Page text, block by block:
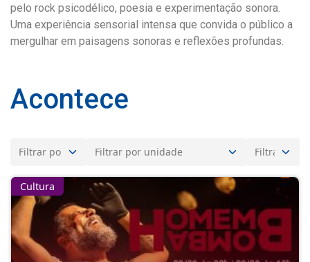
pelo rock psicodélico, poesia e experimentação sonora.
Uma experiência sensorial intensa que convida o público a
mergulhar em paisagens sonoras e reflexões profundas.
Acontece
Cultura